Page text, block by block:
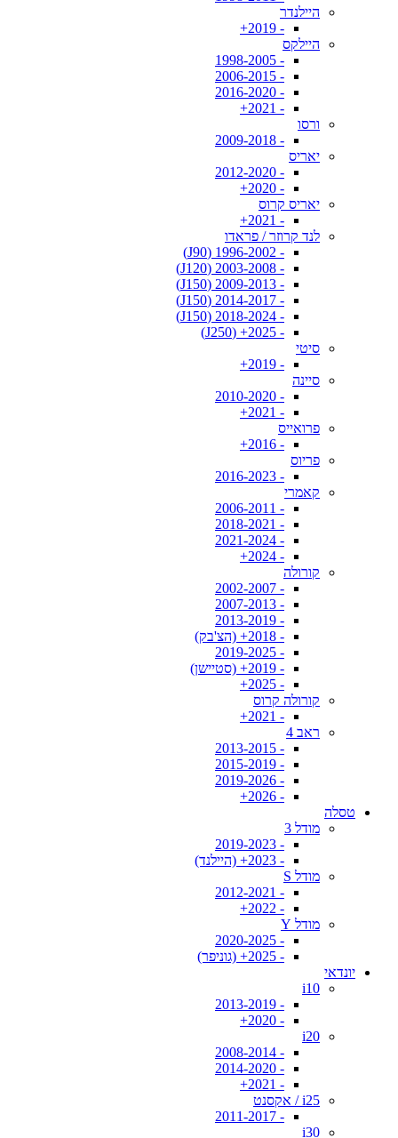
היילנדר
- 2019+
היילקס
- 1998-2005
- 2006-2015
- 2016-2020
- 2021+
ורסו
- 2009-2018
יאריס
- 2012-2020
- 2020+
יאריס קרוס
- 2021+
לנד קרוזר / פראדו
- 1996-2002 (J90)
- 2003-2008 (J120)
- 2009-2013 (J150)
- 2014-2017 (J150)
- 2018-2024 (J150)
- 2025+ (J250)
סיטי
- 2019+
סיינה
- 2010-2020
- 2021+
פרואייס
- 2016+
פריוס
- 2016-2023
קאמרי
- 2006-2011
- 2018-2021
- 2021-2024
- 2024+
קורולה
- 2002-2007
- 2007-2013
- 2013-2019
- 2018+ (הצ'בק)
- 2019-2025
- 2019+ (סטיישן)
- 2025+
קורולה קרוס
- 2021+
ראב 4
- 2013-2015
- 2015-2019
- 2019-2026
- 2026+
טסלה
מודל 3
- 2019-2023
- 2023+ (היילנד)
מודל S
- 2012-2021
- 2022+
מודל Y
- 2020-2025
- 2025+ (גוניפר)
יונדאי
i10
- 2013-2019
- 2020+
i20
- 2008-2014
- 2014-2020
- 2021+
i25 / אקסנט
- 2011-2017
i30